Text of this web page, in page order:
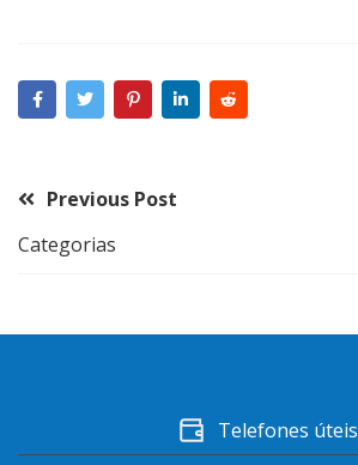
Previous Post
Categorias
Telefones úteis